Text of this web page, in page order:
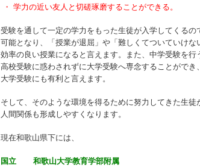
・ 学力の近い友人と切磋琢磨することができる。
受験を通して一定の学力をもった生徒が入学してくる
可能となり、「授業が退屈」や「難しくてついていけな
効率の良い授業になると言えます。
また、中学受験を行
高校受験に惑わされずに大学受験へ専念することができ
大学受験にも有利と言えます。
そして、そのような環境を得るために努力してきた生徒
人間関係も形成しやすくなります。
現在和歌山県下には、
国立 和歌山大学教育学部附属